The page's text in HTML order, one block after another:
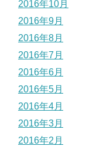
2016年10月
2016年9月
2016年8月
2016年7月
2016年6月
2016年5月
2016年4月
2016年3月
2016年2月